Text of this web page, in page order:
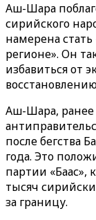
Аш-Шара
сирийского
намерена
регионе». Он
избавиться от
Аш-Шара, ранее
после бегства
года. Это
партии «‎‎Баас»,
тысяч
за границу.